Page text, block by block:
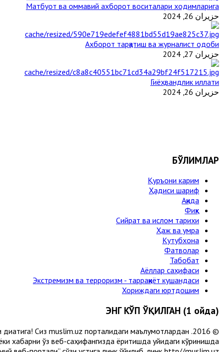
Матбуот ва оммавий ахборот воситалари ходимларига
حزيران 26, 2024
Ахборот тарқатиш ва журналист одоби
حزيران 27, 2024
Гиёҳвандлик иллати
حزيران 26, 2024
БЎЛИМЛАР
Қуръони карим
Ҳадиси шариф
Ақида
Фиқҳ
Сийрат ва ислом тарихи
Ҳаж ва умра
Кутубхона
Фатволар
Табобат
Аёллар саҳифаси
Экстремизм ва терроризм - тарраққиёт кушандаси
Хориждаги юртдошим
ЭНГ КЎП ЎҚИЛГАН (1 ойда)
диққатига! Сиз muslim.uz порталидаги маълумотлардан
хабарни ўз веб-саҳифангизда ёритишда қуйидаги кўринишда